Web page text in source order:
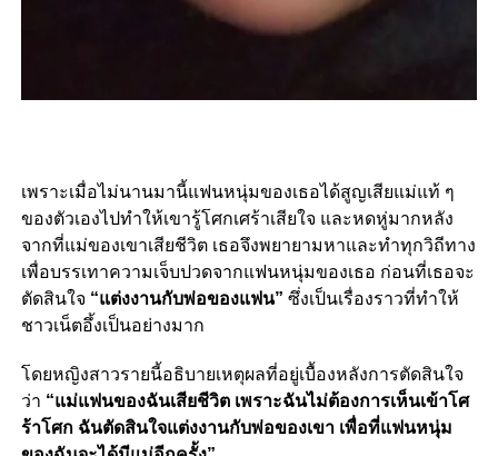
เพราะเมื่อไม่นานมานี้แฟนหนุ่มของเธอได้สูญเสียแม่แท้ ๆ
ของตัวเองไปทำให้เขารู้โศกเศร้าเสียใจ และหดหู่มากหลัง
จากที่แม่ของเขาเสียชีวิต เธอจึงพยายามหาและทำทุกวิถีทาง
เพื่อบรรเทาความเจ็บปวดจากแฟนหนุ่มของเธอ ก่อนที่เธอจะ
ตัดสินใจ “แต่งงานกับพ่อของแฟน” ซึ่งเป็นเรื่องราวที่ทำให้
ชาวเน็ตอึ้งเป็นอย่างมาก
โดยหญิงสาวรายนี้อธิบายเหตุผลที่อยู่เบื้องหลังการตัดสินใจ
ว่า “แม่แฟนของฉันเสียชีวิต เพราะฉันไม่ต้องการเห็นเข้าโศ
ร้าโศก ฉันตัดสินใจแต่งงานกับพ่อของเขา เพื่อที่แฟนหนุ่ม